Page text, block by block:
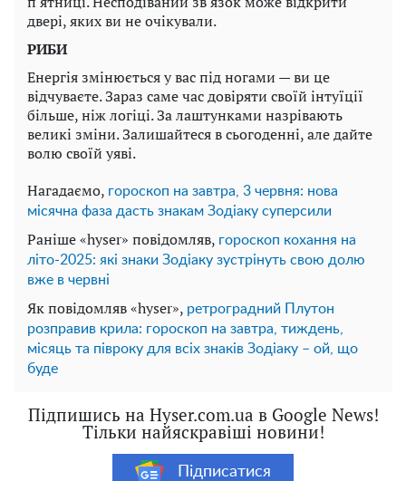
двері, яких ви не очікували.
РИБИ
Енергія змінюється у вас під ногами — ви це
відчуваєте. Зараз саме час довіряти своїй інтуїції
більше, ніж логіці. За лаштунками назрівають
великі зміни. Залишайтеся в сьогоденні, але дайте
волю своїй уяві.
Нагадаємо, гороскоп на завтра, 3 червня: нова
місячна фаза дасть знакам Зодіаку суперсили
Раніше «hyser» повідомляв, гороскоп кохання на
літо-2025: які знаки Зодіаку зустрінуть свою долю
вже в червні
Як повідомляв «hyser», ретроградний Плутон
розправив крила: гороскоп на завтра, тиждень,
місяць та півроку для всіх знаків Зодіаку – ой, що
буде
Підпишись на Hyser.com.ua в Google News!
Тільки найяскравіші новини!
Підписатися